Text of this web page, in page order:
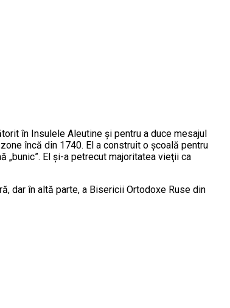
în Insulele Aleutine şi pentru a duce mesajul
încă din 1740. El a construit o şcoală pentru
El şi-a petrecut majoritatea vieţii ca
dar în altă parte, a Bisericii Ortodoxe Ruse din